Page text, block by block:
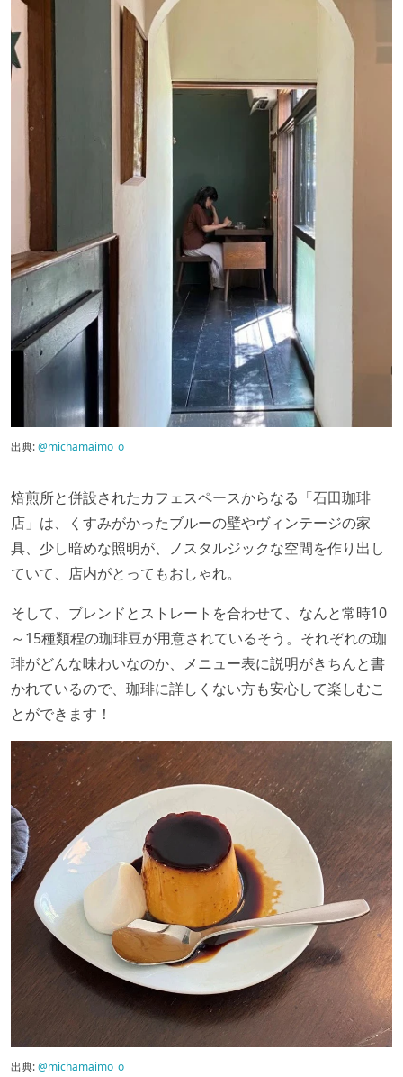
出典:@michamaimo_o
焙煎所と併設されたカフェスペースからなる「石田珈琲
店」は、くすみがかったブルーの壁やヴィンテージの家
具、少し暗めな照明が、ノスタルジックな空間を作り出し
ていて、店内がとってもおしゃれ。
そして、ブレンドとストレートを合わせて、なんと常時10
～15種類程の珈琲豆が用意されているそう。それぞれの珈
琲がどんな味わいなのか、メニュー表に説明がきちんと書
かれているので、珈琲に詳しくない方も安心して楽しむこ
とができます！
出典:@michamaimo_o